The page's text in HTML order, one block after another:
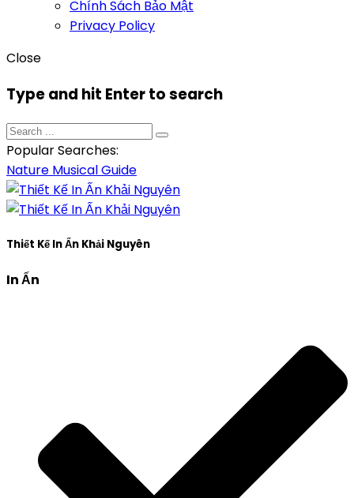
Chính Sách Bảo Mật
Privacy Policy
Close
Type and hit Enter to search
Popular Searches:
Nature MusicalGuide
Thiết Kế In Ấn Khải Nguyên
In Ấn